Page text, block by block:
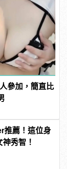
參加，簡直比
推薦！這位身
秀智！